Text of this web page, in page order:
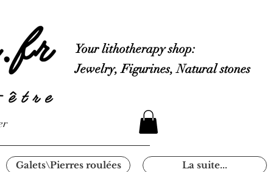
Your lithotherapy shop:
Jewelry, Figurines, Natural stones
Galets\Pierres roulées La suite...